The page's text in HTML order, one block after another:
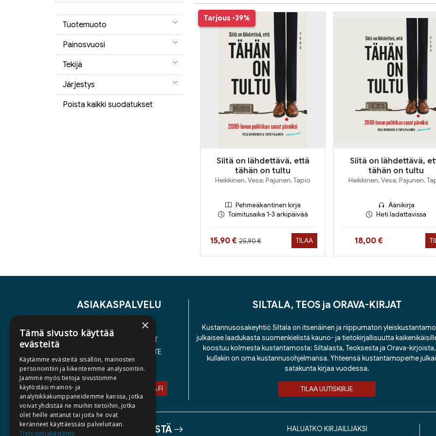
Tuotemuoto
Painosvuosi
Tekijä
Järjestys
Poista kaikki suodatukset
Tarjous -39%
Siitä on lähdettävä, että
tähän on tultu
Heikkinen, Vesa; Pajunen, Tapio
Pehmeäkantinen kirja
Toimitusaika 1-3 arkipäivää
Hinta nyt
15,90 €Hinta aiemmin
25,90 € TILAA
Siitä on lähdettävä,
tähän on tultu
Heikkinen, Vesa; Pajunen,
Äänikirja
Heti ladattavissa
Hinta nyt
18,00 €
ASIAKASPALVELU
YHTEYSTIEDOT
YLEISET TOIMITUSEHDOT
SAAVUTETTAVUUSSELOSTE
TIETOSUOJASELOSTE
ASIAKASPALVELU@STORIA.FI
SILTALA, TEOS ja ORAVA-KIRJAT
Kustannusosakeyhtiö Siltala on itsenäinen ja riippumaton
julkaisee laadukasta suomenkielistä kauno- ja tietokirjallisuutta
koostuu kolmesta kustantamosta: Siltalasta, Teoksesta ja Orava-
kullakin on oma kustannusohjelmansa. Yhteensä kustantamoperhe
satakunta kirjaa vuodessa.
TILAA UUTISKIRJE
TIETOA MEISTÄ HALUATKO KIRJAILIJAKSI
×
Tämä sivusto käyttää
evästeitä
Käytämme evästeitä sisällön, mainosten
personointiin ja liikenteemme analysointiin.
Jaamme myös tietoja sivustomme
käytöstäsi mainos- ja
analytiikkakumppaneidemme kanssa, jotka
voivat yhdistää ne muihin tietoihin, jotka
olet heille antanut tai joita he ovat
keränneet käyttäessäsi palveluitaan.
Tietosuojakäytäntö